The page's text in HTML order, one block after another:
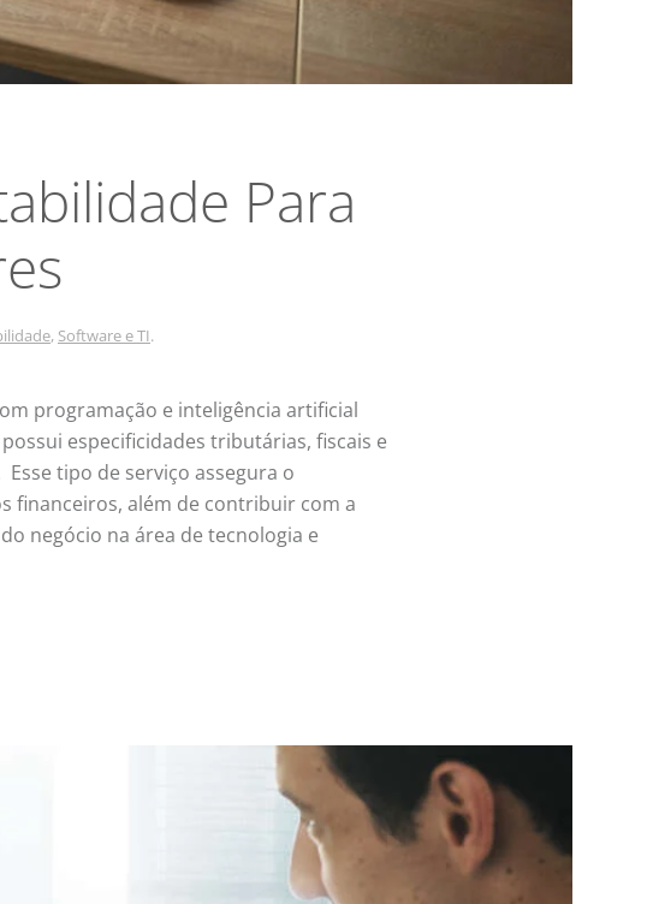
Para
, Software e TI.
programação e inteligência artificial
especificidades tributárias, fiscais e
tipo de serviço assegura o
financeiros, além de contribuir com a
negócio na área de tecnologia e